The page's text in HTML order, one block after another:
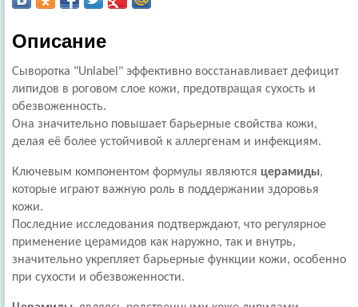
Описание
Сыворотка "Unlabel" эффективно восстанавливает дефицит
липидов в роговом слое кожи, предотвращая сухость и
обезвоженность.
Она значительно повышает барьерные свойства кожи,
делая её более устойчивой к аллергенам и инфекциям.
Ключевым компонентом формулы являются церамиды,
которые играют важную роль в поддержании здоровья
кожи.
Последние исследования подтверждают, что регулярное
применение церамидов как наружно, так и внутрь,
значительно укрепляет барьерные функции кожи, особенно
при сухости и обезвоженности.